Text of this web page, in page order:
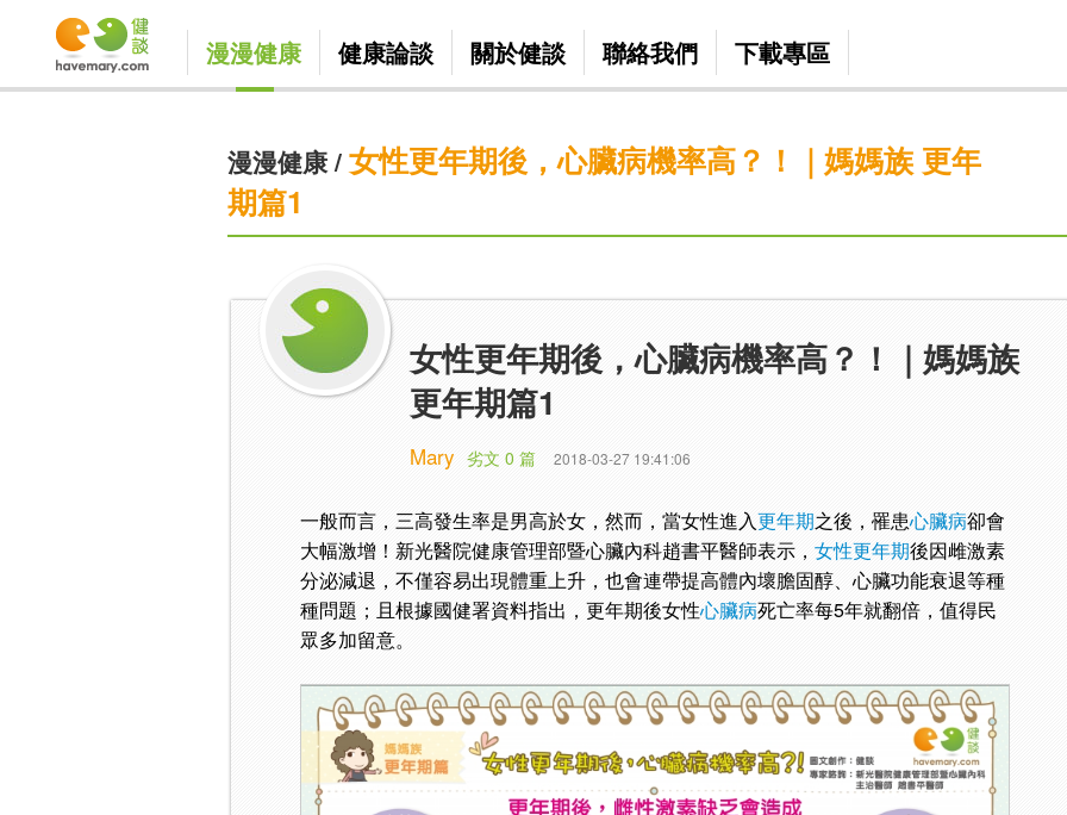
漫漫健康 健康論談 關於健談 聯絡我們 下載專區
漫漫健康/ 女性更年期後，心臟病機率高？！｜媽媽族 更年
期篇1
女性更年期後，心臟病機率高？！｜媽媽族
更年期篇1
Mary 劣文 0 篇 2018-03-27 19:41:06
一般而言，三高發生率是男高於女，然而，當女性進入更年期之後，罹患心臟病卻會
大幅激增！新光醫院健康管理部暨心臟內科趙書平醫師表示，女性更年期後因雌激素
分泌減退，不僅容易出現體重上升，也會連帶提高體內壞膽固醇、心臟功能衰退等種
種問題；且根據國健署資料指出，更年期後女性心臟病死亡率每5年就翻倍，值得民
眾多加留意。